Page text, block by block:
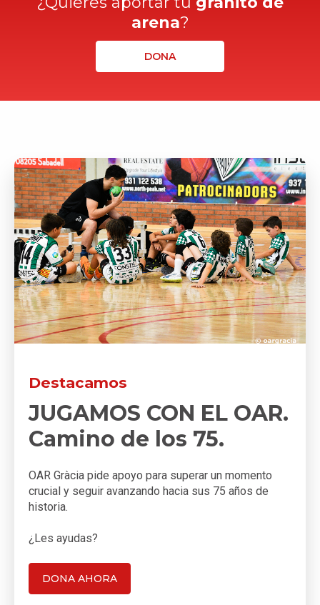
arena?
DONA
Destacamos
JUGAMOS CON EL OAR.
Camino de los 75.
OAR Gràcia pide apoyo para superar un momento
crucial y seguir avanzando hacia sus 75 años de
historia.
¿Les ayudas?
DONA AHORA